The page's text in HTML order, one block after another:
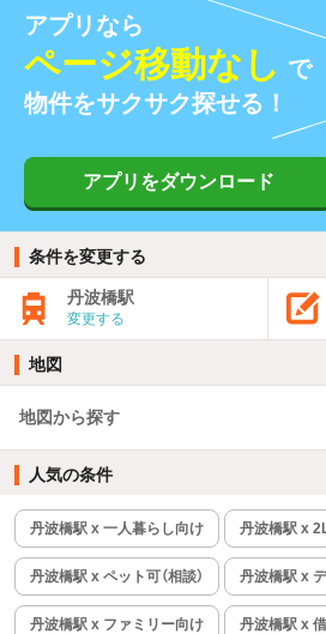
アプリなら
ページ移動なし で
物件をサクサク探せる！
アプリをダウンロード
条件を変更する
丹波橋駅
変更する
地図
地図から探す
人気の条件
丹波橋駅 x 一人暮らし向け 丹波橋駅 x
丹波橋駅 x ペット可（相談） 丹波橋駅 x
丹波橋駅 x ファミリー向け 丹波橋駅 x